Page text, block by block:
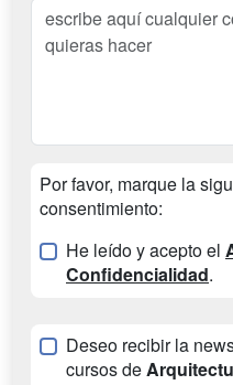
Por favor, marque la
consentimiento:
He leído y acepto el
Confidencialidad.
Deseo recibir la
cursos de